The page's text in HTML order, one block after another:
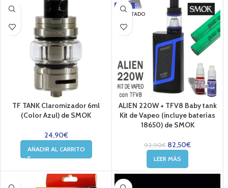
TF TANK Claromizador 6ml
(Color Azul) de SMOK
24,90€
AÑADIR AL CARRITO
-11%
AGOTADO
ALIEN 220W + TFV8 Baby tank
Kit de Vapeo (incluye baterías
18650) de SMOK
92,90€ 82,50€
LEER MÁS